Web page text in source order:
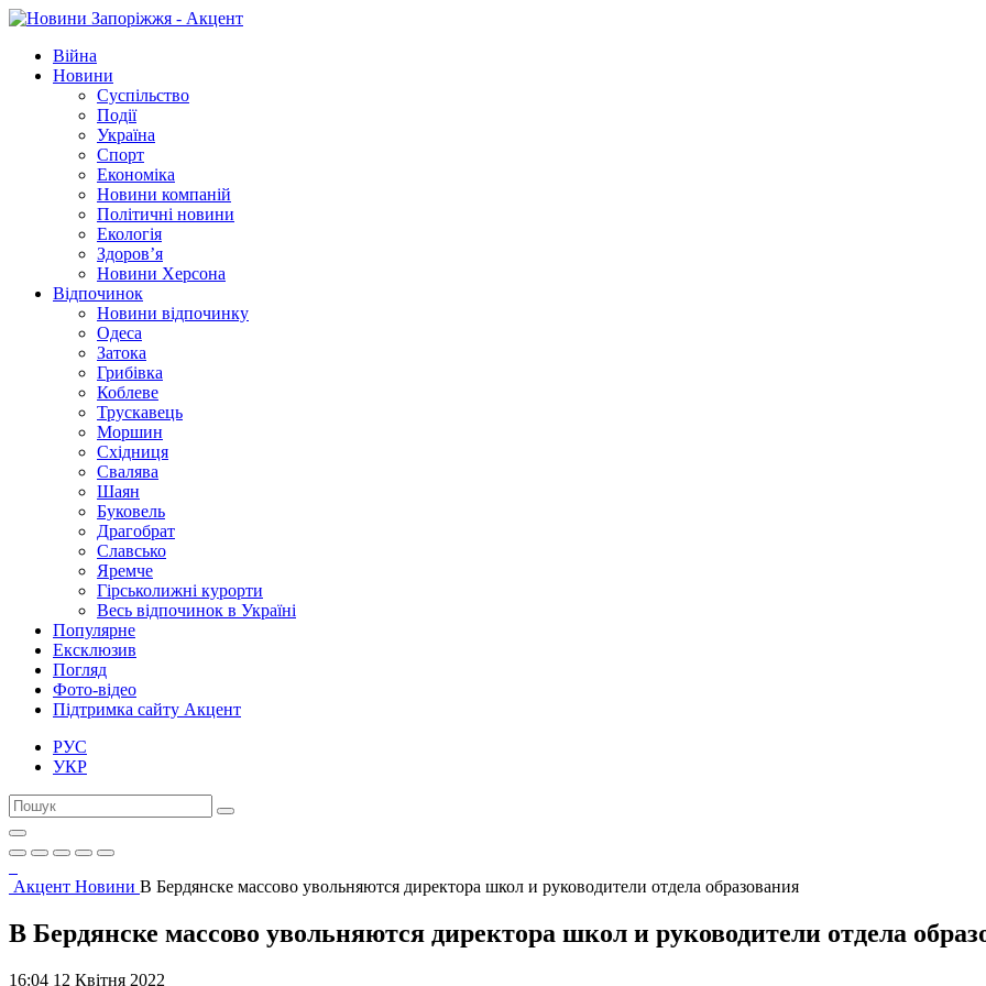
Війна
Новини
Суспільство
Події
Україна
Спорт
Економіка
Новини компаній
Політичні новини
Екологія
Здоров’я
Новини Херсона
Відпочинок
Новини відпочинку
Одеса
Затока
Грибівка
Коблеве
Трускавець
Моршин
Східниця
Свалява
Шаян
Буковель
Драгобрат
Славсько
Яремче
Гірськолижні курорти
Весь відпочинок в Україні
Популярне
Ексклюзив
Погляд
Фото-відео
Підтримка сайту Акцент
РУС
УКР
Акцент Новини В Бердянске массово увольняются директора школ и руководители отдела образования
В Бердянске массово увольняются директора школ и руководители отдела
16:04 12 Квітня 2022